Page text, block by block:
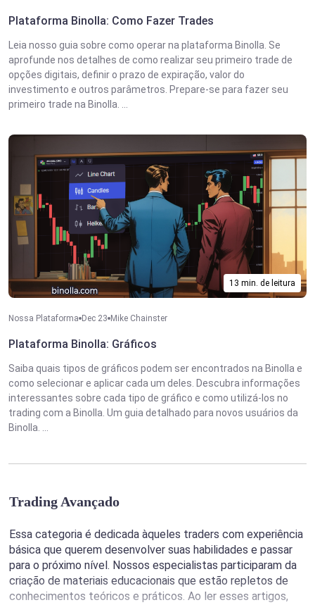
Plataforma Binolla: Como Fazer Trades
Leia nosso guia sobre como operar na plataforma Binolla. Se
aprofunde nos detalhes de como realizar seu primeiro trade de
opções digitais, definir o prazo de expiração, valor do
investimento e outros parâmetros. Prepare-se para fazer seu
primeiro trade na Binolla. ...
13 min. de leitura
Nossa Plataforma Dec 23 Mike Chainster
Plataforma Binolla: Gráficos
Saiba quais tipos de gráficos podem ser encontrados na Binolla e
como selecionar e aplicar cada um deles. Descubra informações
interessantes sobre cada tipo de gráfico e como utilizá-los no
trading com a Binolla. Um guia detalhado para novos usuários da
Binolla. ...
Trading Avançado
Essa categoria é dedicada àqueles traders com experiência
básica que querem desenvolver suas habilidades e passar
para o próximo nível. Nossos especialistas participaram da
criação de materiais educacionais que estão repletos de
conhecimentos teóricos e práticos. Ao ler esses artigos,